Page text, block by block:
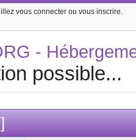
vous connecter ou vous inscrire.
-
possible...